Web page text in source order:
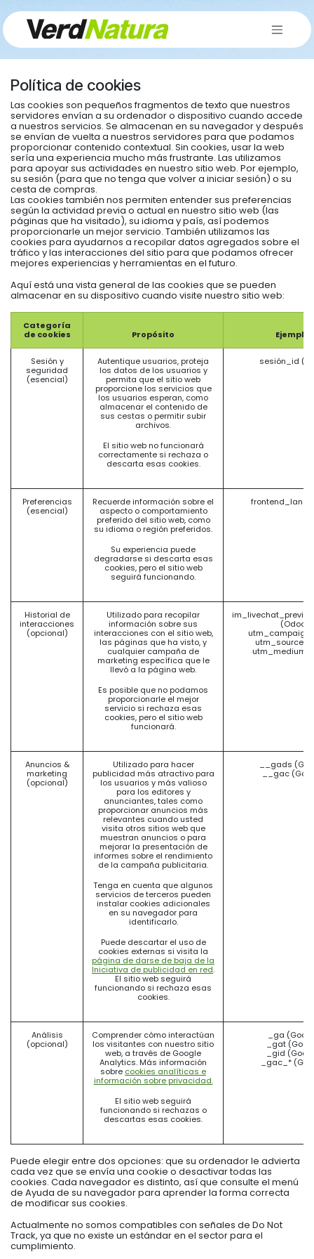
Política de cookies
Las cookies son pequeños fragmentos de texto que nuestros
servidores envían a su ordenador o dispositivo cuando accede
a nuestros servicios. Se almacenan en su navegador y después
se envían de vuelta a nuestros servidores para que podamos
proporcionar contenido contextual. Sin cookies, usar la web
sería una experiencia mucho más frustrante. Las utilizamos
para apoyar sus actividades en nuestro sitio web. Por ejemplo,
su sesión (para que no tenga que volver a iniciar sesión) o su
cesta de compras.
Las cookies también nos permiten entender sus preferencias
según la actividad previa o actual en nuestro sitio web (las
páginas que ha visitado), su idioma y país, así podemos
proporcionarle un mejor servicio. También utilizamos las
cookies para ayudarnos a recopilar datos agregados sobre el
tráfico y las interacciones del sitio para que podamos ofrecer
mejores experiencias y herramientas en el futuro.
Aquí está una vista general de las cookies que se pueden
almacenar en su dispositivo cuando visite nuestro sitio web:
Categoría
de cookies
Propósito Ejemplos
Sesión y
seguridad
(esencial)
Autentique usuarios, proteja
los datos de los usuarios y
permita que el sitio web
proporcione los servicios que
los usuarios esperan, como
almacenar el contenido de
sus cestas o permitir subir
archivos.
El sitio web no funcionará
correctamente si rechaza o
descarta esas cookies.
sesión_id
Preferencias
(esencial)
Recuerde información sobre el
aspecto o comportamiento
preferido del sitio web, como
su idioma o región preferidos.
Su experiencia puede
degradarse si descarta esas
cookies, pero el sitio web
seguirá funcionando.
frontend_lang
Historial de
interacciones
(opcional)
Utilizado para recopilar
información sobre sus
interacciones con el sitio web,
las páginas que ha visto, y
cualquier campaña de
marketing específica que le
llevó a la página web.
Es posible que no podamos
proporcionarle el mejor
servicio si rechaza esas
cookies, pero el sitio web
funcionará.
(Odoo)
utm_campaign
utm_source
utm_medium
Anuncios &
marketing
(opcional)
Utilizado para hacer
publicidad más atractivo para
los usuarios y más valioso
para los editores y
anunciantes, tales como
proporcionar anuncios más
relevantes cuando usted
visita otros sitios web que
muestran anuncios o para
mejorar la presentación de
informes sobre el rendimiento
de la campaña publicitaria.
Tenga en cuenta que algunos
servicios de terceros pueden
instalar cookies adicionales
en su navegador para
identificarlo.
Puede descartar el uso de
cookies externas si visita la
página de darse de baja de la
Iniciativa de publicidad en red.
El sitio web seguirá
funcionando si rechaza esas
cookies.
__gads
__gac
Análisis
(opcional)
Comprender cómo interactúan
los visitantes con nuestro sitio
web, a través de Google
Analytics. Más información
sobre cookies analíticas e
información sobre privacidad.
El sitio web seguirá
funcionando si rechazas o
descartas esas cookies.
_ga
_gat
_gid
_gac_*
Puede elegir entre dos opciones: que su ordenador le advierta
cada vez que se envía una cookie o desactivar todas las
cookies. Cada navegador es distinto, así que consulte el menú
de Ayuda de su navegador para aprender la forma correcta
de modificar sus cookies.
Actualmente no somos compatibles con señales de Do Not
Track, ya que no existe un estándar en el sector para el
cumplimiento.